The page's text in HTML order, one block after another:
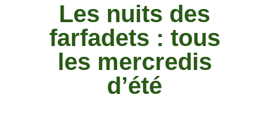
Les nuits des
farfadets : tous
les mercredis
d’été